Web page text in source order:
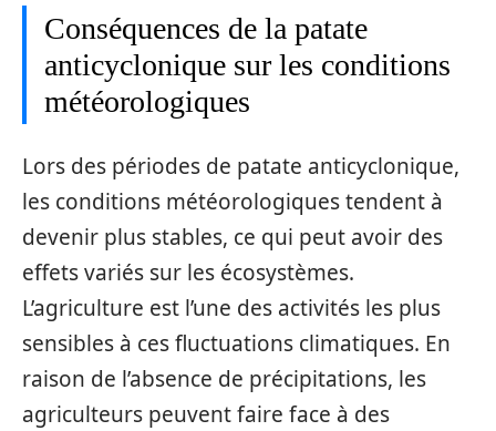
Conséquences de la patate
anticyclonique sur les conditions
météorologiques
Lors des périodes de patate anticyclonique,
les conditions météorologiques tendent à
devenir plus stables, ce qui peut avoir des
effets variés sur les écosystèmes.
L’agriculture est l’une des activités les plus
sensibles à ces fluctuations climatiques. En
raison de l’absence de précipitations, les
agriculteurs peuvent faire face à des